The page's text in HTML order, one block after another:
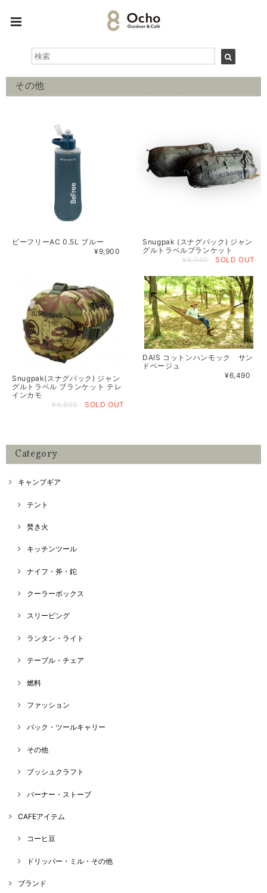
その他
ビーフリーAC 0.5L ブルー
¥9,900
Snugpak (スナグパック) ジャン
グルトラベルブランケット
¥5,940
SOLD OUT
Snugpak(スナグパック) ジャン
グルトラベル ブランケット テレ
インカモ
¥6,600
SOLD OUT
DAIS コットンハンモック サン
ドベージュ
¥6,490
Category
キャンプギア
テント
焚き火
キッチンツール
ナイフ・斧・鉈
クーラーボックス
スリーピング
ランタン・ライト
テーブル・チェア
燃料
ファッション
バック・ツールキャリー
その他
ブッシュクラフト
バーナー・ストーブ
CAFEアイテム
コーヒ豆
ドリッパー・ミル・その他
ブランド